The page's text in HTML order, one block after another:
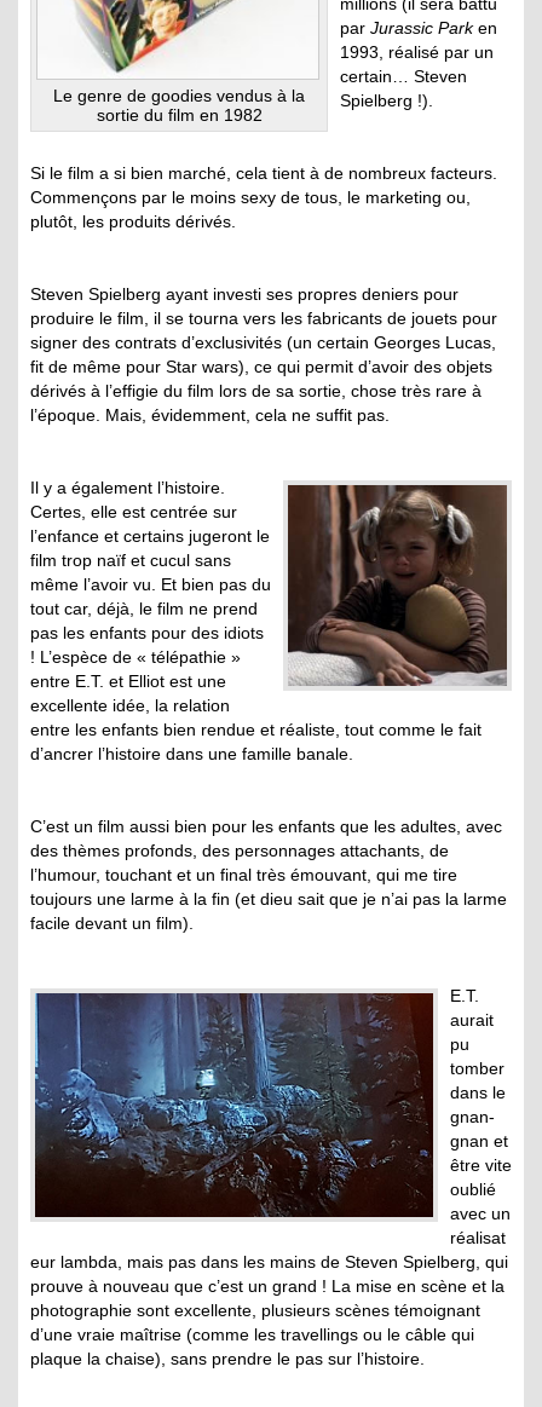
Le genre de goodies vendus à la
sortie du film en 1982
par Jurassic Parken
1993, réalisé par un
certain… Steven
Spielberg !).
Si le film a si bien marché, cela tient à de nombreux facteurs.
Commençons par le moins sexy de tous, le marketing ou,
plutôt, les produits dérivés.
Steven Spielberg ayant investi ses propres deniers pour
produire le film, il se tourna vers les fabricants de jouets pour
signer des contrats d’exclusivités (un certain Georges Lucas,
fit de même pour Star wars), ce qui permit d’avoir des objets
dérivés à l’effigie du film lors de sa sortie, chose très rare à
l’époque. Mais, évidemment, cela ne suffit pas.
Il y a également l’histoire.
Certes, elle est centrée sur
l’enfance et certains jugeront le
film trop naïf et cucul sans
même l’avoir vu. Et bien pas du
tout car, déjà, le film ne prend
pas les enfants pour des idiots
! L’espèce de « télépathie »
entre E.T. et Elliot est une
excellente idée, la relation
entre les enfants bien rendue et réaliste, tout comme le fait
d’ancrer l’histoire dans une famille banale.
C’est un film aussi bien pour les enfants que les adultes, avec
des thèmes profonds, des personnages attachants, de
l’humour, touchant et un final très émouvant, qui me tire
toujours une larme à la fin (et dieu sait que je n’ai pas la larme
facile devant un film).
E.T.
aurait
pu
tomber
dans le
gnan-
gnan et
être vite
oublié
avec un
réalisat
eur lambda, mais pas dans les mains de Steven Spielberg, qui
prouve à nouveau que c’est un grand ! La mise en scène et la
photographie sont excellente, plusieurs scènes témoignant
d’une vraie maîtrise (comme les travellings ou le câble qui
plaque la chaise), sans prendre le pas sur l’histoire.